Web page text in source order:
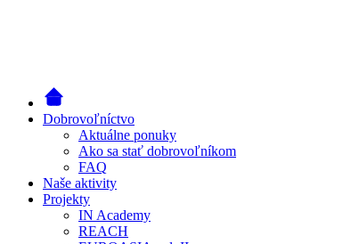
Dobrovoľníctvo
Aktuálne ponuky
Ako sa stať dobrovoľníkom
FAQ
Naše aktivity
Projekty
IN Academy
REACH